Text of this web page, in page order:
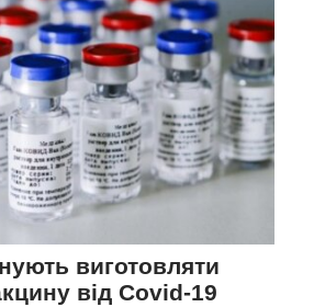
виготовляти
від Covid-19